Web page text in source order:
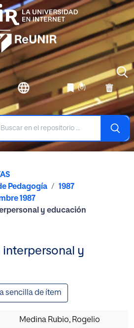
(0)
Pedagogía
1987
1987
y educación
y
sencilla de ítem
Medina Rubio, Rogelio